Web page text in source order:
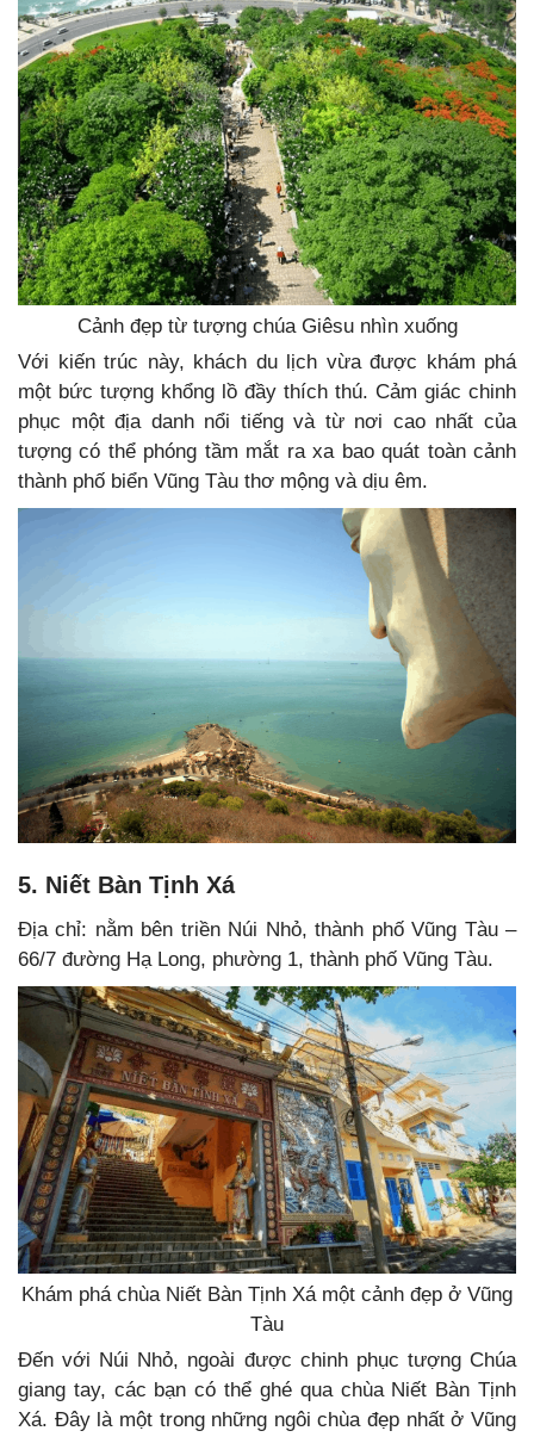
Cảnh đẹp từ tượng chúa Giêsu nhìn xuống
Với kiến trúc này, khách du lịch vừa được khám phá
một bức tượng khổng lồ đầy thích thú. Cảm giác chinh
phục một địa danh nổi tiếng và từ nơi cao nhất của
tượng có thể phóng tầm mắt ra xa bao quát toàn cảnh
thành phố biển Vũng Tàu thơ mộng và dịu êm.
5. Niết Bàn Tịnh Xá
Địa chỉ: nằm bên triền Núi Nhỏ, thành phố Vũng Tàu –
66/7 đường Hạ Long, phường 1, thành phố Vũng Tàu.
Khám phá chùa Niết Bàn Tịnh Xá một cảnh đẹp ở Vũng
Tàu
Đến với Núi Nhỏ, ngoài được chinh phục tượng Chúa
giang tay, các bạn có thể ghé qua chùa Niết Bàn Tịnh
Xá. Đây là một trong những ngôi chùa đẹp nhất ở Vũng